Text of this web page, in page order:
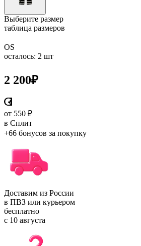
Выберите размер
таблица размеров
OS
осталось: 2 шт
2 200₽
от 550 ₽
в Сплит
+66 бонусов за покупку
Доставим из России
в ПВЗ или курьером
бесплатно
с 10 августа